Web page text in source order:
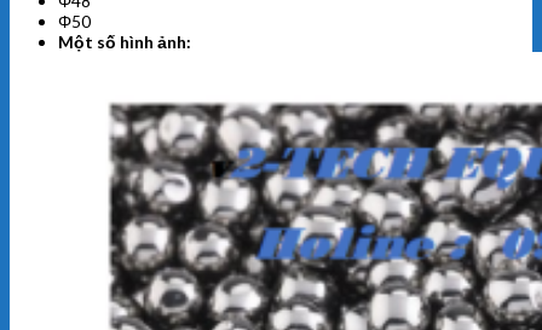
Φ50
Một số hình ảnh: